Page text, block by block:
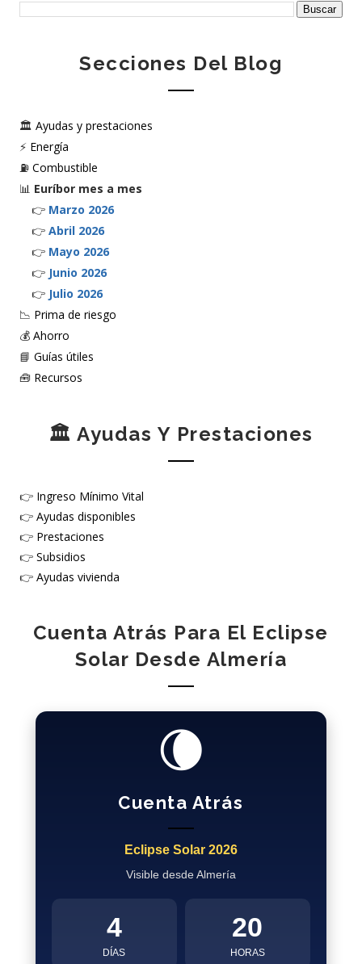
Secciones Del Blog
🏛️ Ayudas y prestaciones
⚡ Energía
⛽ Combustible
📊 Euríbor mes a mes
👉 Marzo 2026
👉 Abril 2026
👉 Mayo 2026
👉 Junio 2026
👉 Julio 2026
📉 Prima de riesgo
💰 Ahorro
📘 Guías útiles
🧰 Recursos
🏛️ Ayudas Y Prestaciones
👉 Ingreso Mínimo Vital
👉 Ayudas disponibles
👉 Prestaciones
👉 Subsidios
👉 Ayudas vivienda
Cuenta Atrás Para El Eclipse
Solar Desde Almería
🌘
Cuenta Atrás
Eclipse Solar 2026
Visible desde Almería
4
DÍAS
20
HORAS